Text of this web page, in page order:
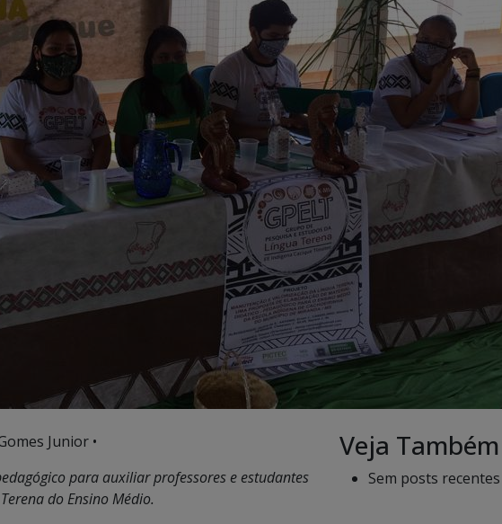
Junior •
para auxiliar professores e estudantes
do Ensino Médio.
Veja Também
Sem posts